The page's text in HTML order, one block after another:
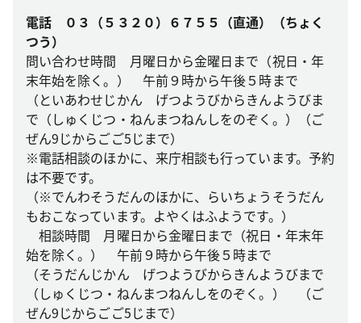
電話 ０３（５３２０）６７５５（直通）（ちょく
つう）
問い合わせ時間 月曜日から金曜日まで（祝日・年
末年始を除く。） 午前９時から午後５時まで
（といあわせじかん げつようびからきんようびま
で（しゅくじつ・ねんまつねんしをのぞく。）（ご
ぜん9じからごご5じまで）
※電話相談のほかに、来庁相談も行っています。予約
は不要です。
（※でんわそうだんのほかに、らいちょうそうだん
もおこなっています。よやくはふようです。）
相談時間 月曜日から金曜日まで（祝日・年末年
始を除く。） 午前９時から午後５時まで
（そうだんじかん げつようびからきんようびまで
（しゅくじつ・ねんまつねんしをのぞく。） （ご
ぜん9じからごご5じまで）